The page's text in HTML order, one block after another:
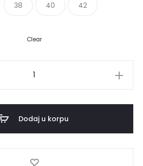
6,800.00RSD.
38 40 42
Clear
Dodaj u korpu